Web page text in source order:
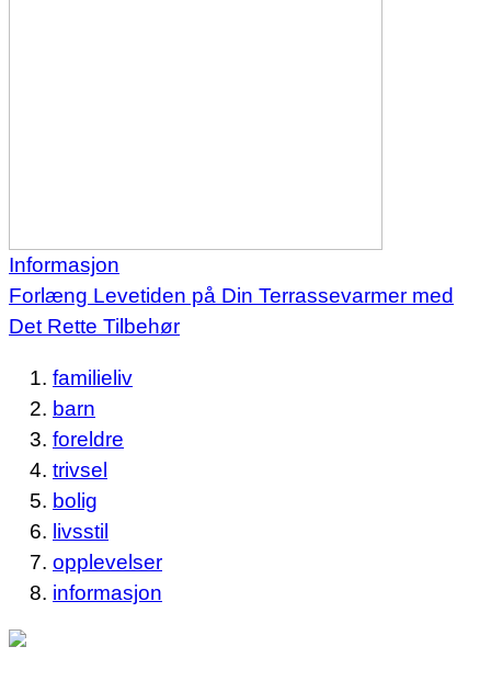
Informasjon
Forlæng Levetiden på Din Terrassevarmer med
Det Rette Tilbehør
familieliv
barn
foreldre
trivsel
bolig
livsstil
opplevelser
informasjon